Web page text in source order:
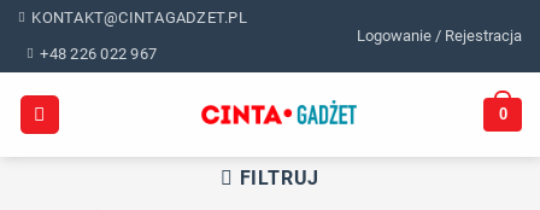
Skip
content
KONTAKT@CINTAGADZET.PL
+48 226 022 967
Logowanie / Rejestracja
0
FILTRUJ